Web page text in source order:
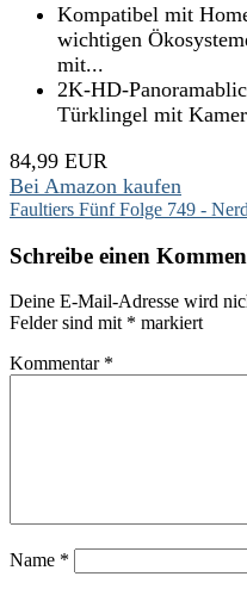
Kompatibel mit
wichtigen
mit...
2K-HD-
Türklingel mit
84,99 EUR
Bei Amazon kaufen
Faultiers Fünf Folge 749 -
Schreibe einen
Deine E-Mail-Adresse wird
Felder sind mit * markiert
Kommentar *
Name *